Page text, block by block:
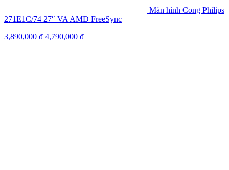
Màn hình Cong Philips
271E1C/74 27″ VA AMD FreeSync
3,890,000 ₫ 4,790,000 ₫